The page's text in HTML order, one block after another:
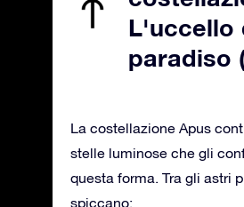
L'uccello
paradiso
La costellazione Apus
stelle luminose che gli
questa forma. Tra gli astri
spiccano: